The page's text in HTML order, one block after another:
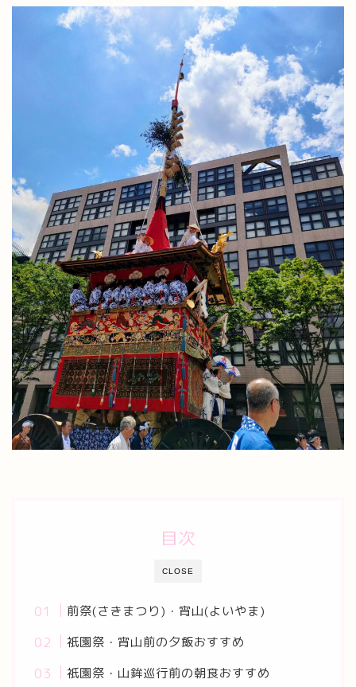
CLOSE
目次
前祭(さきまつり)・宵山(よいやま)
祇園祭・宵山前の夕飯おすすめ
祇園祭・山鉾巡行前の朝食おすすめ